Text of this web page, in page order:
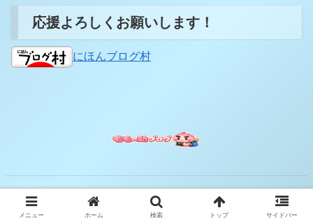
応援よろしくお願いします！
にほんブログ村
© 2022 モモの助の旅日記.
メニュー ホーム 検索 トップ サイドバー